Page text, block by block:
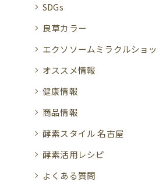
SDGs
良草カラー
エクソソームミラクルショッ
オススメ情報
健康情報
商品情報
酵素スタイル 名古屋
酵素活用レシピ
よくある質問